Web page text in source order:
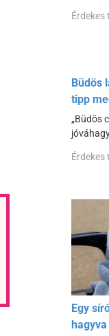
Érdekes
Büdös
tipp
„Büdös
Érdekes
Egy